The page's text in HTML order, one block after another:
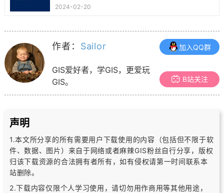
2024-02-20
作者： Sailor
GIS爱好者，学GIS，更爱玩
GIS。
加入QQ群
B站关注
声明
1.本文所分享的所有需要用户下载使用的内容（包括但不限于软
件、数据、图片） 来自于网络或者麻辣GIS粉丝自行分享，版权
归该下载资源的合法拥有者所有，如有侵权请第一时间联系本
站删除。
2.下载内容仅限个人学习使用，请切勿用作商用等其他用途，